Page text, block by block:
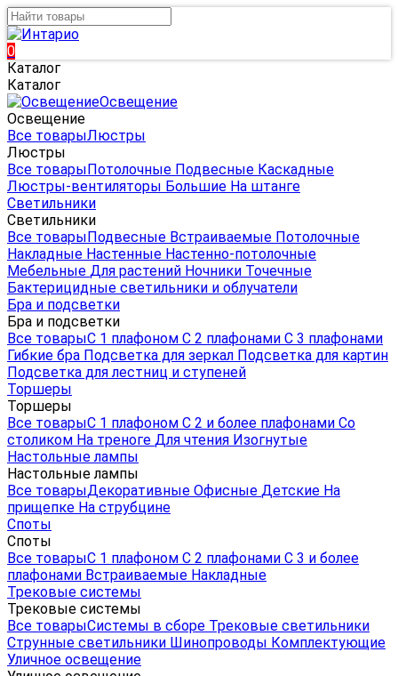
0
Каталог
Каталог
Освещение
Освещение
Все товарыЛюстры
Люстры
Все товарыПотолочные Подвесные Каскадные
Люстры-вентиляторы Большие На штанге
Светильники
Светильники
Все товарыПодвесные Встраиваемые Потолочные
Накладные Настенные Настенно-потолочные
Мебельные Для растений Ночники Точечные
Бактерицидные светильники и облучатели
Бра и подсветки
Бра и подсветки
Все товарыС 1 плафоном С 2 плафонами С 3 плафонами
Гибкие бра Подсветка для зеркал Подсветка для картин
Подсветка для лестниц и ступеней
Торшеры
Торшеры
Все товарыС 1 плафоном С 2 и более плафонами Со
столиком На треноге Для чтения Изогнутые
Настольные лампы
Настольные лампы
Все товарыДекоративные Офисные Детские На
прищепке На струбцине
Споты
Споты
Все товарыС 1 плафоном С 2 плафонами С 3 и более
плафонами Встраиваемые Накладные
Трековые системы
Трековые системы
Все товарыСистемы в сборе Трековые светильники
Струнные светильники Шинопроводы Комплектующие
Уличное освещение